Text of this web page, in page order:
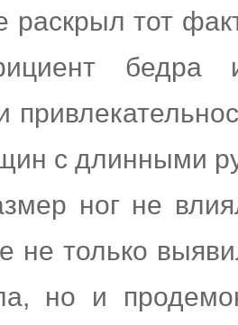
раскрыл тот
бедра
с длинными
ног не
не только
но и